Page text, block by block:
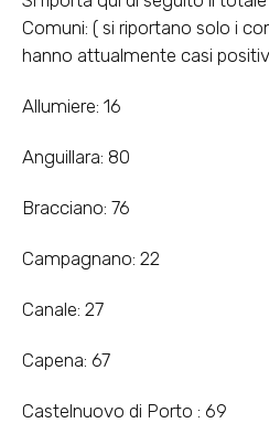
Comuni: ( si riportano solo i
hanno attualmente casi
Allumiere: 16
Anguillara: 80
Bracciano: 76
Campagnano: 22
Canale: 27
Capena: 67
Castelnuovo di Porto : 69